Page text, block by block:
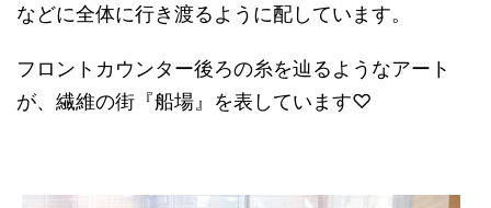
などに全体に行き渡るように配しています。
フロントカウンター後ろの糸を辿るようなアート
が、繊維の街『船場』を表しています♡